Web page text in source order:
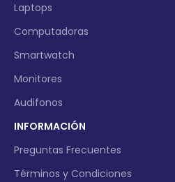
Laptops
Computadoras
Smartwatch
Monitores
Audifonos
INFORMACIÓN
Preguntas Frecuentes
Términos y Condiciones